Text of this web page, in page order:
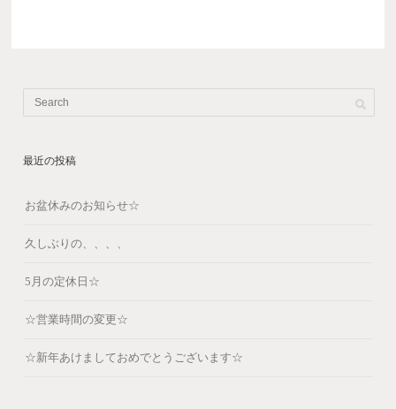
最近の投稿
お盆休みのお知らせ☆
久しぶりの、、、、
5月の定休日☆
☆営業時間の変更☆
☆新年あけましておめでとうございます☆